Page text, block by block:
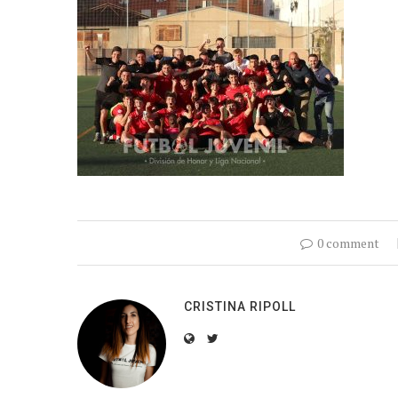
0 comment
CRISTINA RIPOLL